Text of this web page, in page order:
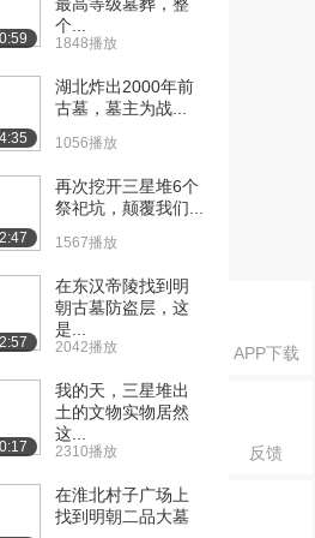
APP下载
反馈
个...
1848播放
湖北炸出2000年前
古墓，墓主为战...
1056播放
再次挖开三星堆6个
祭祀坑，颠覆我们...
1567播放
在东汉帝陵找到明
朝古墓防盗层，这
是...
2042播放
我的天，三星堆出
土的文物实物居然
这...
2310播放
在淮北村子广场上
找到明朝二品大墓